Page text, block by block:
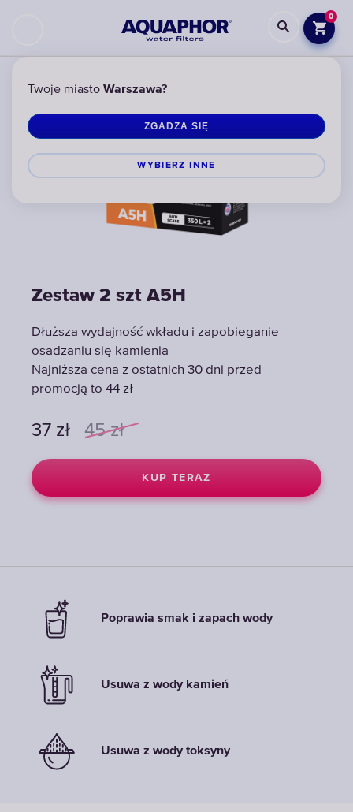
Twoje miasto Warszawa?
ZGADZA SIĘ
WYBIERZ INNЕ
0
Zestaw 2 szt A5H
Dłuższa wydajność wkładu i zapobieganie
osadzaniu się kamienia
Najniższa cena z ostatnich 30 dni przed
promocją to 44 zł
37 zł 45 zł
KUP TERAZ
Zestaw 2 szt A5H
Dłuższa wydajność wkładu i zapobieganie
osadzaniu się kamienia
Najniższa cena z ostatnich 30 dni przed
promocją to 44 zł
37 zł 45 zł
KUP TERAZ
Poprawia smak i zapach wody
Usuwa z wody kamień
Usuwa z wody toksyny